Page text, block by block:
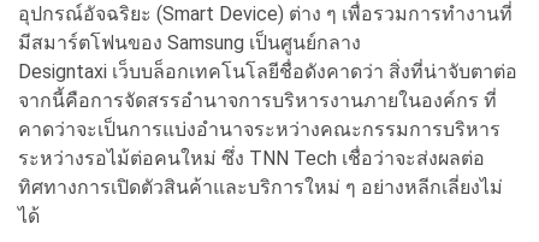
อุปกรณ์อัจฉริยะ (Smart Device) ต่าง ๆ เพื่อรวมการทำงานที่
มีสมาร์ตโฟนของ Samsung เป็นศูนย์กลาง
Designtaxi เว็บบล็อกเทคโนโลยีชื่อดังคาดว่า สิ่งที่น่าจับตาต่อ
จากนี้คือการจัดสรรอำนาจการบริหารงานภายในองค์กร ที่
คาดว่าจะเป็นการแบ่งอำนาจระหว่างคณะกรรมการบริหาร
ระหว่างรอไม้ต่อคนใหม่ ซึ่ง TNN Tech เชื่อว่าจะส่งผลต่อ
ทิศทางการเปิดตัวสินค้าและบริการใหม่ ๆ อย่างหลีกเลี่ยงไม่
ได้